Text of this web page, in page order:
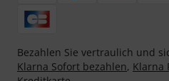
Bezahlen Sie vertraulich und
Klarna Sofort bezahlen, Klarna